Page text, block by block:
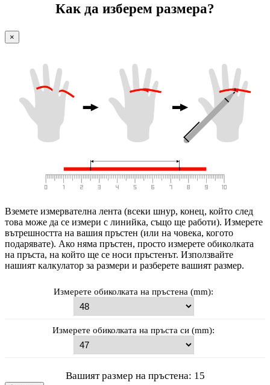
Как да изберем размера?
×
Вземете измервателна лента (всеки шнур, конец, който след
това може да се измери с линийка, също ще работи). Измерете
вътрешността на вашия пръстен (или на човека, когото
подарявате). Ако няма пръстен, просто измерете обиколката
на пръста, на който ще се носи пръстенът. Използвайте
нашият калкулатор за размери и разберете вашият размер.
Измерете обиколката на пръстена (mm):
Измерете обиколката на пръста си (mm):
Вашият размер на пръстена: 15